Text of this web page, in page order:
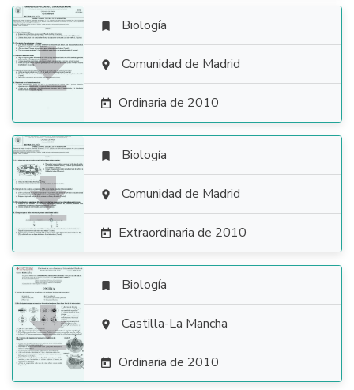

 Biología
 Comunidad de Madrid
 Ordinaria de 2010

 Biología
 Comunidad de Madrid
 Extraordinaria de 2010

 Biología
 Castilla-La Mancha
 Ordinaria de 2010